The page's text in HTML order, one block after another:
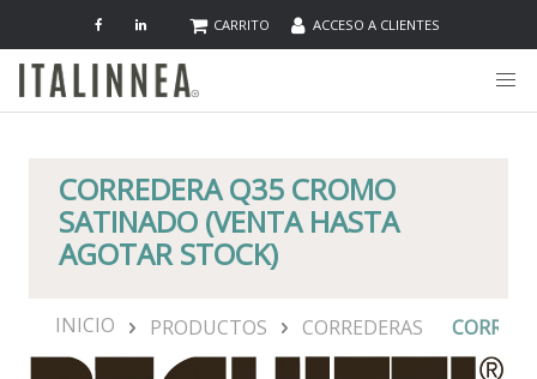
CARRITO ACCESO A CLIENTES
CORREDERA Q35 CROMO
SATINADO (VENTA HASTA
AGOTAR STOCK)
INICIO PRODUCTOS CORREDERAS